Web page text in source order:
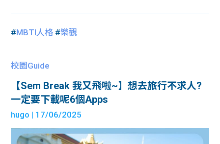
#MBTI人格 #樂觀
校園Guide
【Sem Break 我又飛啦~】想去旅行不求人?
一定要下載呢6個Apps
hugo | 17/06/2025